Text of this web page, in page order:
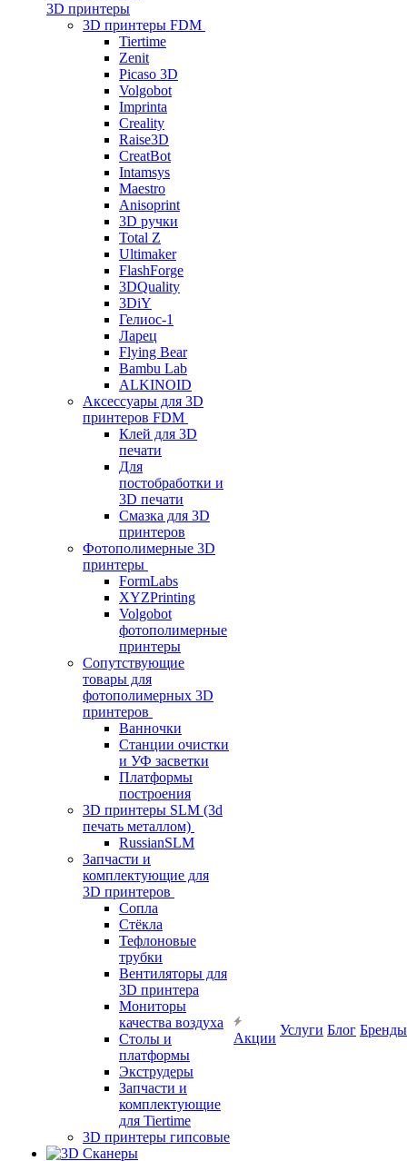
3D принтеры
3D принтеры FDM
Tiertime
Zenit
Picaso 3D
Volgobot
Imprinta
Creality
Raise3D
CreatBot
Intamsys
Maestro
Anisoprint
3D ручки
Total Z
Ultimaker
FlashForge
3DQuality
3DiY
Гелиос-1
Ларец
Flying Bear
Bambu Lab
ALKINOID
Аксессуары для 3D
принтеров FDM
Клей для 3D
печати
Для
постобработки и
3D печати
Смазка для 3D
принтеров
Фотополимерные 3D
принтеры
FormLabs
XYZPrinting
Volgobot
фотополимерные
принтеры
Сопутствующие
товары для
фотополимерных 3D
принтеров
Ванночки
Станции очистки
и УФ засветки
Платформы
построения
3D принтеры SLM (3d
печать металлом)
RussianSLM
Запчасти и
комплектующие для
3D принтеров
Сопла
Cтёкла
Тефлоновые
трубки
Вентиляторы для
3D принтера
Мониторы
качества воздуха
Столы и
платформы
Экструдеры
Запчасти и
комплектующие
для Tiertime
3D принтеры гипсовые
Акции
Услуги Блог Бренды